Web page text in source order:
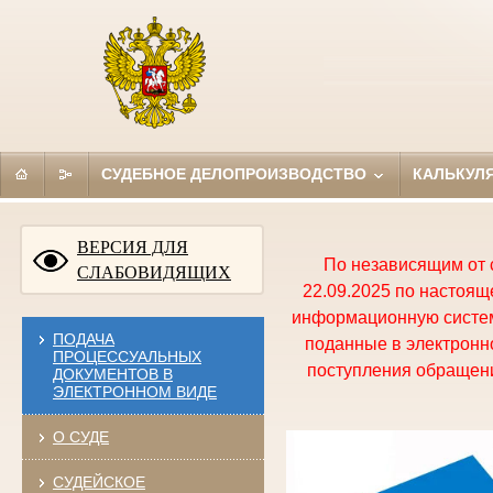
СУДЕБНОЕ ДЕЛОПРОИЗВОДСТВО
ВЕРСИЯ ДЛЯ
СЛАБОВИДЯЩИХ
ПОДАЧА
ПРОЦЕССУАЛЬНЫХ
ДОКУМЕНТОВ В
ЭЛЕКТРОННОМ ВИДЕ
О СУДЕ
СУДЕЙСКОЕ
По независящим от
22.09.2025 по
информационную
поданные в
поступления